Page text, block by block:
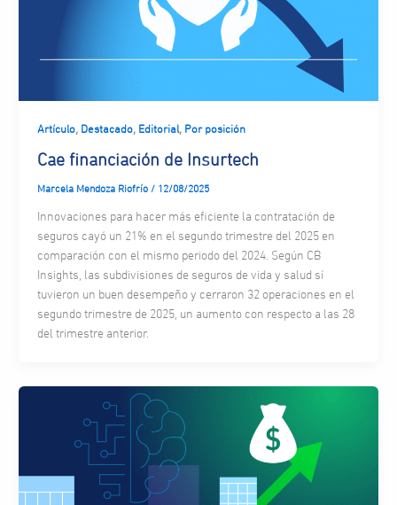
Artículo, Destacado, Editorial, Por posición
Cae financiación de Insurtech
Marcela Mendoza Riofrío / 12/08/2025
Innovaciones para hacer más eficiente la contratación de
seguros cayó un 21% en el segundo trimestre del 2025 en
comparación con el mismo periodo del 2024. Según CB
Insights, las subdivisiones de seguros de vida y salud sí
tuvieron un buen desempeño y cerraron 32 operaciones en el
segundo trimestre de 2025, un aumento con respecto a las 28
del trimestre anterior.